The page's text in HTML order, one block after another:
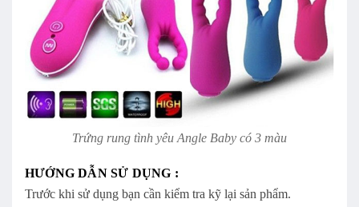
Trứng rung tình yêu Angle Baby có 3 màu
HƯỚNG DẪN SỬ DỤNG :
Trước khi sử dụng bạn cần kiểm tra kỹ lại sản phẩm.